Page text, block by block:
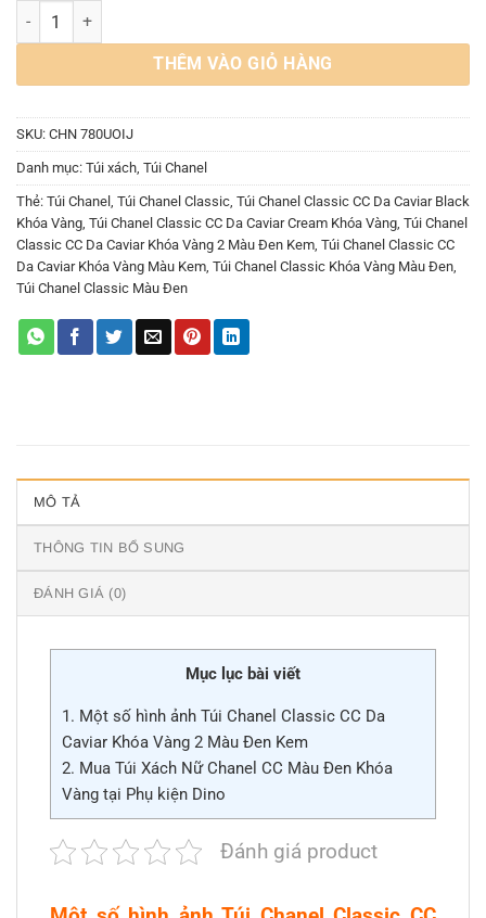
Túi Chanel Classic CC Da Caviar Khóa Vàng 2 Màu Đen Kem số lượng
THÊM VÀO GIỎ HÀNG
SKU: CHN 780UOIJ
Danh mục: Túi xách Túi Chanel
Thẻ: Túi Chanel Túi Chanel Classic Túi Chanel Classic CC Da Caviar Black
Khóa Vàng Túi Chanel Classic CC Da Caviar Cream Khóa Vàng Túi Chanel
Classic CC Da Caviar Khóa Vàng 2 Màu Đen Kem Túi Chanel Classic CC
Da Caviar Khóa Vàng Màu Kem Túi Chanel Classic Khóa Vàng Màu Đen
Túi Chanel Classic Màu Đen
MÔ TẢ
THÔNG TIN BỔ SUNG
ĐÁNH GIÁ (0)
Mục lục bài viết
1. Một số hình ảnh Túi Chanel Classic CC Da
Caviar Khóa Vàng 2 Màu Đen Kem
2. Mua Túi Xách Nữ Chanel CC Màu Đen Khóa
Vàng tại Phụ kiện Dino
Đánh giá product